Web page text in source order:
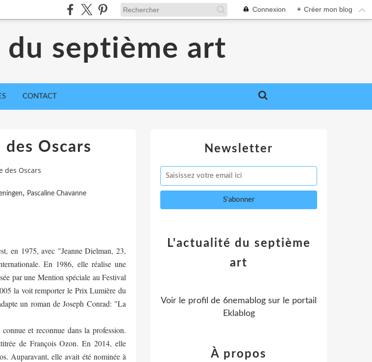
Connexion + Créer mon blog
du septième art
CONTACT
Oscars
des Oscars
, Pascaline Chavanne
en 1975, avec "Jeanne Dielman, 23,
En 1986, elle réalise une
par une Mention spéciale au Festival
la voit remporter le Prix Lumière du
un roman de Joseph Conrad: "La
et reconnue dans la profession.
de François Ozon. En 2014, elle
Auparavant, elle avait été nominée à
Newsletter
L'actualité du septième
art
Voir le profil de 6nemablog sur le portail
Eklablog
À propos